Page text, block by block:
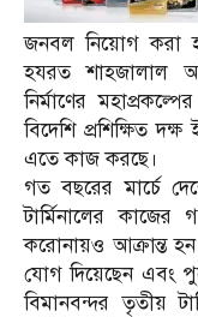
জনবল নিয়োগ করা
হযরত শাহজালাল
নির্মাণের
বিদেশি প্রশিক্ষিত
এতে কাজ করছে।
গত বছরের মার্চে
টার্মিনালের
করোনায়ও আক্রান্ত হন।
যোগ দিয়েছেন এবং
বিমানবন্দর তৃতীয়